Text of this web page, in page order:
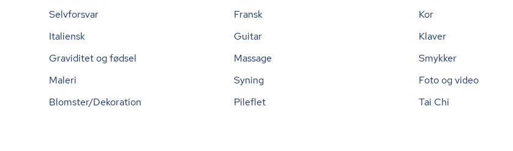
Selvforsvar
Fransk Kor
Italiensk
Guitar Klaver
Graviditet og fødsel
Massage Smykker
Maleri
Syning Foto og video
Blomster/Dekoration
Pileflet Tai Chi